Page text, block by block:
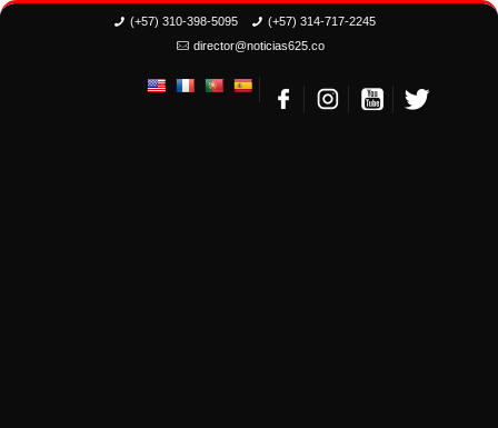
(+57) 310-398-5095
(+57) 314-717-2245
director@noticias625.co